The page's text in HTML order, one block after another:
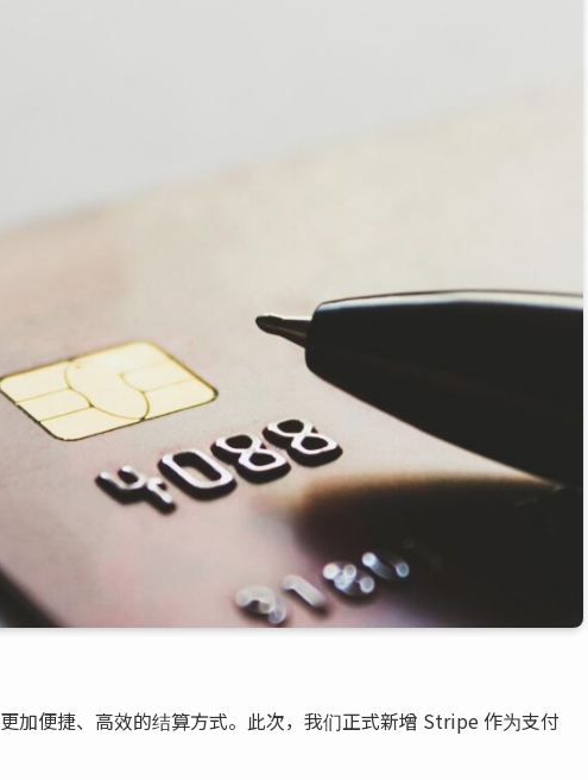
加便捷、高效的结算方式。此次，我们正式新增 Stripe 作为支付